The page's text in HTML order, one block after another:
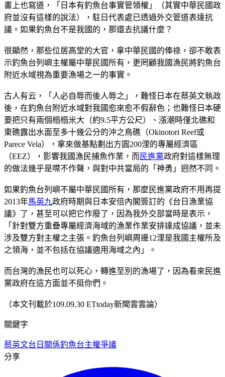
書上也寫道，「日本有釣魚台事實管領權」（其實中華民國政
府並沒有這樣的說法），駐日代表處已透過外交管道表達抗
議。如果釣魚台不是我國的，那還去抗議什麼？
很顯然，那些位居高堂的大官，拿中華民國的俸祿，卻不敢表
示釣魚台列嶼主權屬中華民國所有，更罔顧我國漁民將釣魚台
附近水域視為重要漁場之一的事實。
古人有云，「人必自辱而後人辱之」，難怪日本在蔡英文執政
後，在釣魚台附近水域對我國愈來愈不假辭色；也難怪日本硬
要把只有兩個榻榻米大（約9.5平方公尺）、漲潮時僅北礁和
東礁露出水面至多十幾公分的沖之鳥礁（Okinotori Reef或
Parece Vela），拿來做基點劃出方圓200浬的專屬經濟區
（EEZ），影響我國漁民捕魚作業，而 民進黨政府對這樣無理
的做法幾乎是噤不作聲，與對中共當局的「神勇」迥然不同。
如果釣魚台列嶼不屬中華民國所有，那麼民進黨政府不用再提
2013年馬英九政府時期與日本安倍內閣簽訂的《台日漁業協
議》了，甚至可以把它作廢了，因為我外交部當時是表示，
「針對雙方重疊專屬經濟海域的漁業作業安排達成協議，並未
涉及雙方對主權之主張。釣魚台列嶼周邊12浬是我國主權所及
之領海，並不包括在協議適用海域之內」。
而台灣的漁民也可以死心，轉進至別的漁場了，因為看來民進
黨政府在這方面並不挺你們。
（本文刊載於109.09.30 ETtoday新聞雲雲論）
關鍵字
蔡英文台日關係釣魚台主權爭議
分享